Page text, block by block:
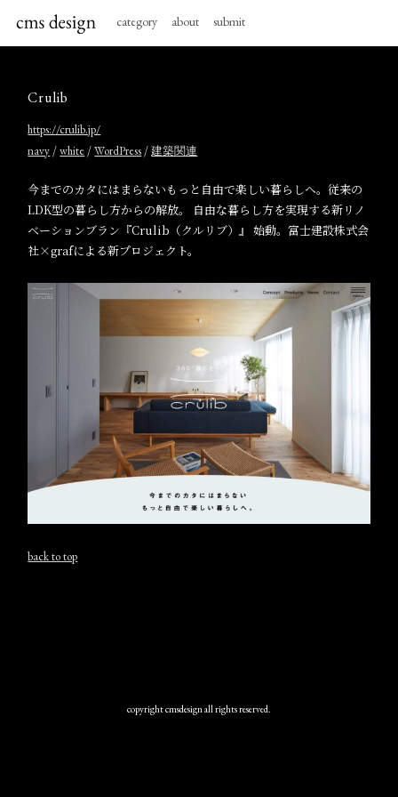
category about submit
Crulib
https://crulib.jp/
navy /white /WordPress /建築関連
今までのカタにはまらないもっと自由で楽しい暮らしへ。従来の
LDK型の暮らし方からの解放。 自由な暮らし方を実現する新リノ
ベーションブラン『Crulib（クルリブ）』 始動。富士建設株式会
社×grafによる新プロジェクト。
back to top
copyright cmsdesign all rights reserved.